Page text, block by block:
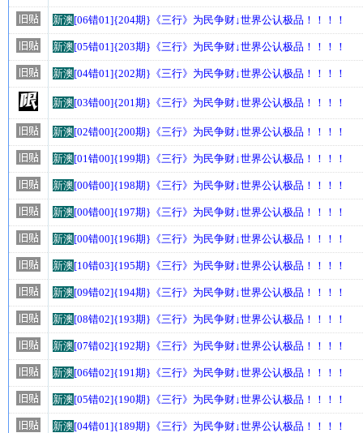
新澳[06错01]{204期}《三行》为民争财↓世界公认极品！！！！
新澳[05错01]{203期}《三行》为民争财↓世界公认极品！！！！
新澳[04错01]{202期}《三行》为民争财↓世界公认极品！！！！
新澳[03错00]{201期}《三行》为民争财↓世界公认极品！！！！
新澳[02错00]{200期}《三行》为民争财↓世界公认极品！！！！
新澳[01错00]{199期}《三行》为民争财↓世界公认极品！！！！
新澳[00错00]{198期}《三行》为民争财↓世界公认极品！！！！
新澳[00错00]{197期}《三行》为民争财↓世界公认极品！！！！
新澳[00错00]{196期}《三行》为民争财↓世界公认极品！！！！
新澳[10错03]{195期}《三行》为民争财↓世界公认极品！！！！
新澳[09错02]{194期}《三行》为民争财↓世界公认极品！！！！
新澳[08错02]{193期}《三行》为民争财↓世界公认极品！！！！
新澳[07错02]{192期}《三行》为民争财↓世界公认极品！！！！
新澳[06错02]{191期}《三行》为民争财↓世界公认极品！！！！
新澳[05错02]{190期}《三行》为民争财↓世界公认极品！！！！
新澳[04错01]{189期}《三行》为民争财↓世界公认极品！！！！